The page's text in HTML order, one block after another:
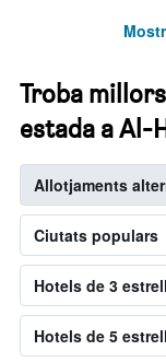
Troba
estada a Al-
Allotjaments
Ciutats populars
Hotels de 3
Hotels de 5